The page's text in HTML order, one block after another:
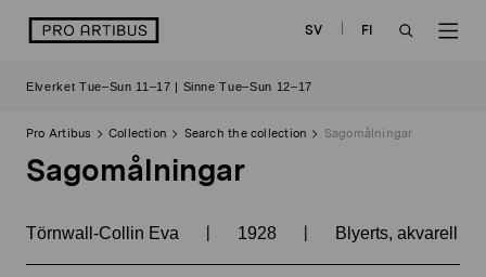
logo SV
FI
Elverket Tue–Sun 11–17 | Sinne Tue–Sun 12–17
Pro Artibus Collection Search the collection Sagomålningar
Sagomålningar
Törnwall-Collin Eva | 1928 | Blyerts, akvarell